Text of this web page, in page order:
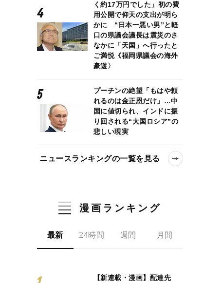
く約17万円でした」初の費
用公開で仰天の支出が明ら
かに “日本一悪い男”と軽
口の県議会議長は震災のさ
なかに「天国」へ行ったと
ご満悦《福岡県議会の海外
豪遊〉
プーチンの絶望「もはや頼
れるのは金正恩だけ」…中
国に値切られ、インドに振
り回される“大国ロシア”の
悲しい現実
ニュースランキングの一覧を見る
漫画ランキング
最新 24時間 週間 月間
【新連載・漫画】配達先